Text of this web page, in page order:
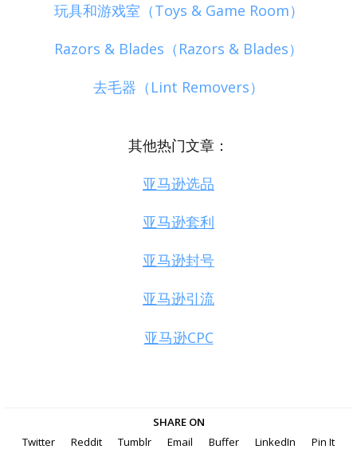
玩具和游戏室（Toys & Game Room）
Razors & Blades（Razors & Blades）
去毛器（Lint Removers）
其他热门文章：
亚马逊选品
亚马逊套利
亚马逊封号
亚马逊引流
亚马逊CPC
SHARE ON
Twitter
Reddit Tumblr Email Buffer LinkedIn Pin It